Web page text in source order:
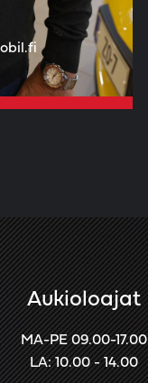
Aukioloajat
MA-PE 09.00-17.00
LA: 10.00 - 14.00